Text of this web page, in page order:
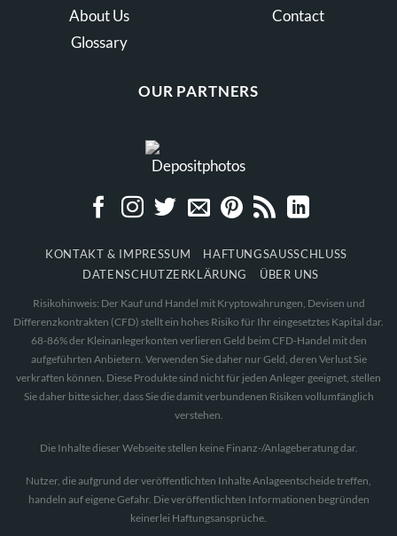
About Us
Glossary
Contact
OUR PARTNERS
KONTAKT & IMPRESSUM
HAFTUNGSAUSSCHLUSS
DATENSCHUTZERKLÄRUNG
ÜBER UNS
Risikohinweis: Der Kauf und Handel mit Kryptowährungen, Devisen und
Differenzkontrakten (CFD) stellt ein hohes Risiko für Ihr eingesetztes Kapital dar.
68-86% der Kleinanlegerkonten verlieren Geld beim CFD-Handel mit den
aufgeführten Anbietern. Verwenden Sie daher nur Geld, deren Verlust Sie
verkraften können. Diese Produkte sind nicht für jeden Anleger geeignet, stellen
Sie daher bitte sicher, dass Sie die damit verbundenen Risiken vollumfänglich
verstehen.
Die Inhalte dieser Webseite stellen keine Finanz-/Anlageberatung dar.
Nutzer, die aufgrund der veröffentlichten Inhalte Anlageentscheide treffen,
handeln auf eigene Gefahr. Die veröffentlichten Informationen begründen
keinerlei Haftungsansprüche.